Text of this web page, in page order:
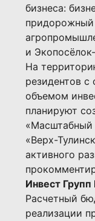
бизнеса:
и
На
резидентов
объемом
планируют
«Масштабный
«Верх-
активного
Инвест
Расчетный
реализации